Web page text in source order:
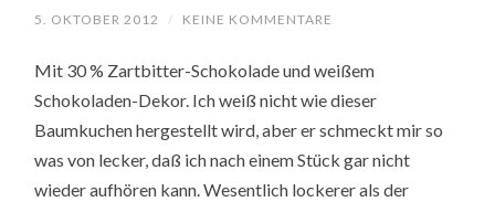
5. OKTOBER 2012 / KEINE KOMMENTARE
Mit 30 % Zartbitter-Schokolade und weißem
Schokoladen-Dekor. Ich weiß nicht wie dieser
Baumkuchen hergestellt wird, aber er schmeckt mir so
was von lecker, daß ich nach einem Stück gar nicht
wieder aufhören kann. Wesentlich lockerer als der